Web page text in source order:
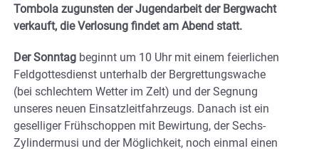
Tombola zugunsten der Jugendarbeit der Bergwacht
verkauft, die Verlosung findet am Abend statt.
Der Sonntag beginnt um 10 Uhr mit einem feierlichen
Feldgottesdienst unterhalb der Bergrettungswache
(bei schlechtem Wetter im Zelt) und der Segnung
unseres neuen Einsatzleitfahrzeugs. Danach ist ein
geselliger Frühschoppen mit Bewirtung, der Sechs-
Zylindermusi und der Möglichkeit, noch einmal einen